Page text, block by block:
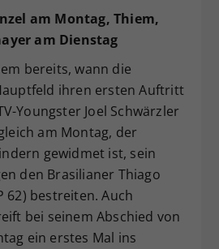
am Montag, Thiem,
am Dienstag
bereits, wann die
ihren ersten Auftritt
Youngster Joel Schwärzler
am Montag, der
gewidmet ist, sein
den Brasilianer Thiago
62) bestreiten. Auch
bei seinem Abschied von
ein erstes Mal ins